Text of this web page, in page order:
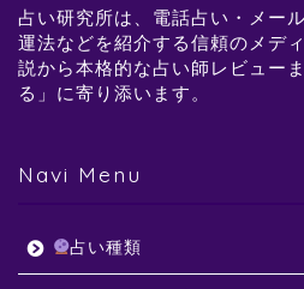
占い研究所は、電話占い・メー
運法などを紹介する信頼のメデ
説から本格的な占い師レビュー
る」に寄り添います。
Navi Menu
占い種類